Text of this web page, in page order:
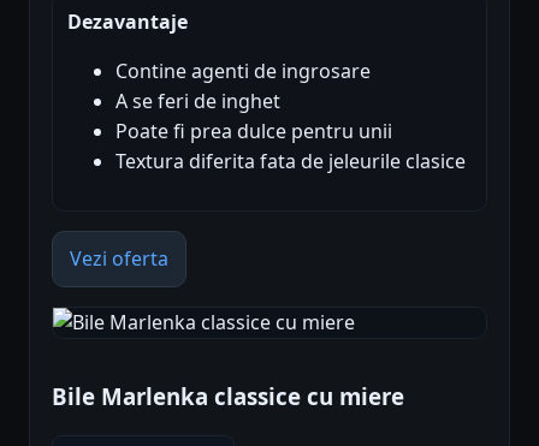
Dezavantaje
Contine agenti de ingrosare
A se feri de inghet
Poate fi prea dulce pentru unii
Textura diferita fata de jeleurile clasice
Vezi oferta
Bile Marlenka classice cu miere